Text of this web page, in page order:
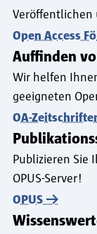
Veröffentlichen
Open Access
Auffinden
Wir helfen
geeigneten
OA-
Publizieren Sie
OPUS-Server!
OPUS